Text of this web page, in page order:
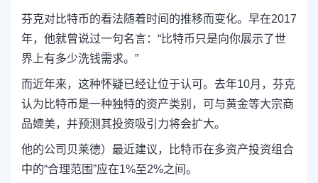
芬克对比特币的看法随着时间的推移而变化。早在2017
年，他就曾说过一句名言：“比特币只是向你展示了世
界上有多少洗钱需求。”
而近年来，这种怀疑已经让位于认可。去年10月，芬克
认为比特币是一种独特的资产类别，可与黄金等大宗商
品媲美，并预测其投资吸引力将会扩大。
他的公司贝莱德）最近建议，比特币在多资产投资组合
中的“合理范围”应在1%至2%之间。